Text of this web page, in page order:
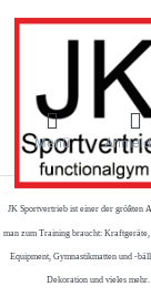
Menü
JK Sportvertrieb ist einer der größten
man zum Training braucht: Kraftgeräte,
Equipment, Gymnastikmatten und -
Dekoration und vieles